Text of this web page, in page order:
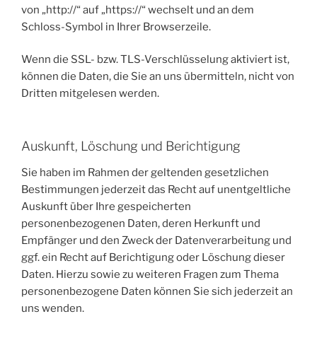
von „http://“ auf „https://“ wechselt und an dem
Schloss-Symbol in Ihrer Browserzeile.
Wenn die SSL- bzw. TLS-Verschlüsselung aktiviert ist,
können die Daten, die Sie an uns übermitteln, nicht von
Dritten mitgelesen werden.
Auskunft, Löschung und Berichtigung
Sie haben im Rahmen der geltenden gesetzlichen
Bestimmungen jederzeit das Recht auf unentgeltliche
Auskunft über Ihre gespeicherten
personenbezogenen Daten, deren Herkunft und
Empfänger und den Zweck der Datenverarbeitung und
ggf. ein Recht auf Berichtigung oder Löschung dieser
Daten. Hierzu sowie zu weiteren Fragen zum Thema
personenbezogene Daten können Sie sich jederzeit an
uns wenden.